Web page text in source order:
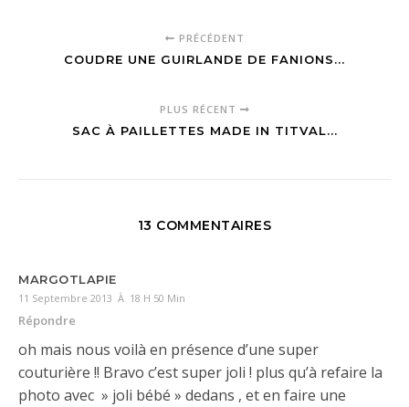
PRÉCÉDENT
COUDRE UNE GUIRLANDE DE FANIONS...
PLUS RÉCENT
SAC À PAILLETTES MADE IN TITVAL...
13 COMMENTAIRES
MARGOTLAPIE
11 Septembre 2013 À 18 H 50 Min
Répondre
oh mais nous voilà en présence d’une super
couturière !! Bravo c’est super joli ! plus qu’à refaire la
photo avec » joli bébé » dedans , et en faire une